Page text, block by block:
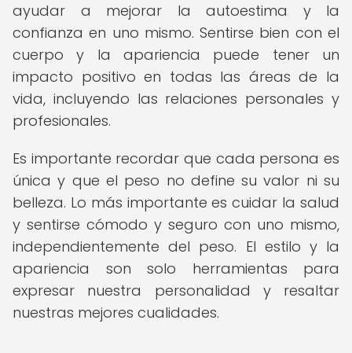
ayudar a mejorar la autoestima y la
confianza en uno mismo. Sentirse bien con el
cuerpo y la apariencia puede tener un
impacto positivo en todas las áreas de la
vida, incluyendo las relaciones personales y
profesionales.
Es importante recordar que cada persona es
única y que el peso no define su valor ni su
belleza. Lo más importante es cuidar la salud
y sentirse cómodo y seguro con uno mismo,
independientemente del peso. El estilo y la
apariencia son solo herramientas para
expresar nuestra personalidad y resaltar
nuestras mejores cualidades.